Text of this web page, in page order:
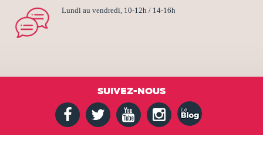
Lundi au vendredi, 10-12h / 14-16h
SUIVEZ-NOUS